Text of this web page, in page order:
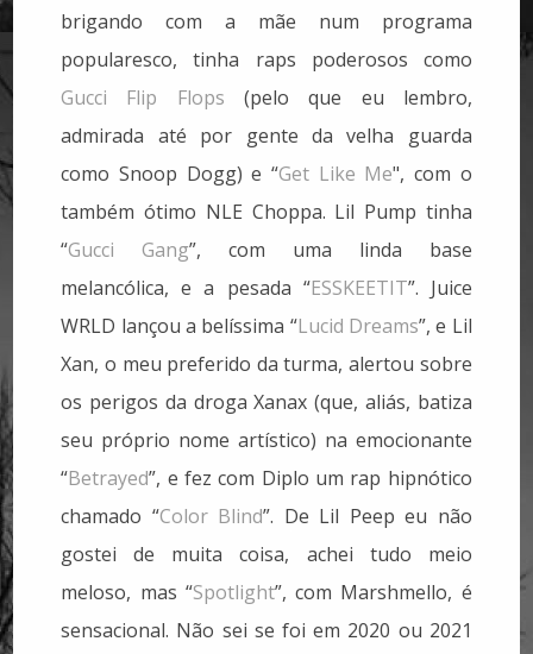
brigando com a mãe num programa
popularesco, tinha raps poderosos como
Gucci Flip Flops (pelo que eu lembro,
admirada até por gente da velha guarda
como Snoop Dogg) e “Get Like Me", com o
também ótimo NLE Choppa. Lil Pump tinha
“Gucci Gang”, com uma linda base
melancólica, e a pesada “ESSKEETIT”. Juice
WRLD lançou a belíssima “Lucid Dreams”, e Lil
Xan, o meu preferido da turma, alertou sobre
os perigos da droga Xanax (que, aliás, batiza
seu próprio nome artístico) na emocionante
“Betrayed”, e fez com Diplo um rap hipnótico
chamado “Color Blind”. De Lil Peep eu não
gostei de muita coisa, achei tudo meio
meloso, mas “Spotlight”, com Marshmello, é
sensacional. Não sei se foi em 2020 ou 2021